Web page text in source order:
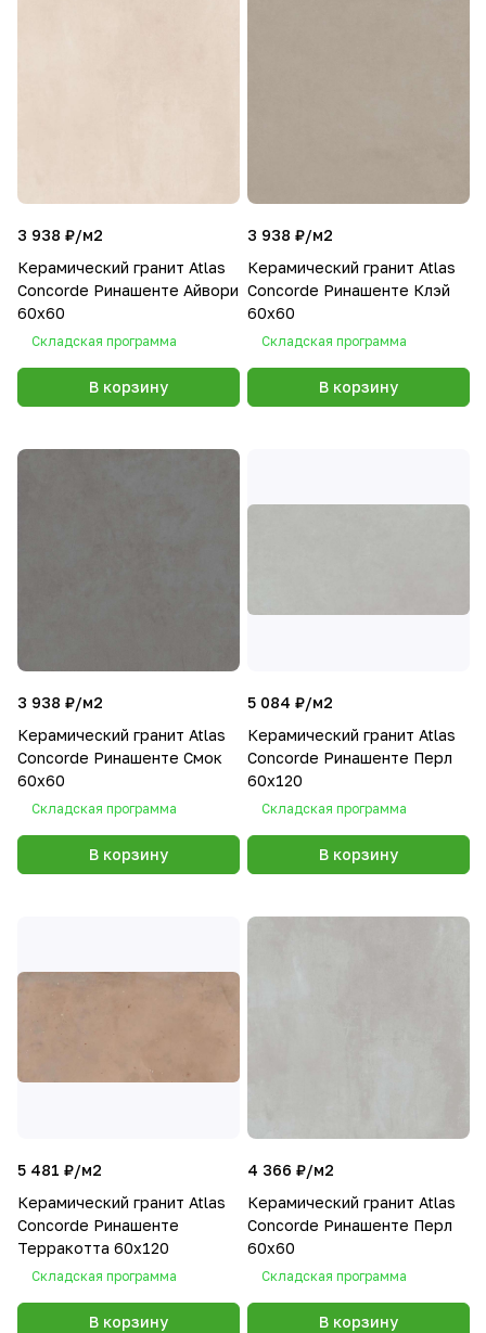
3 938 ₽/м2
Керамический гранит Atlas
Concorde Ринашенте Айвори
60х60
Складская программа
В корзину
3 938 ₽/м2
Керамический гранит Atlas
Concorde Ринашенте Клэй
60х60
Складская программа
В корзину
3 938 ₽/м2
Керамический гранит Atlas
Concorde Ринашенте Смок
60х60
Складская программа
В корзину
5 084 ₽/м2
Керамический гранит Atlas
Concorde Ринашенте Перл
60х120
Складская программа
В корзину
5 481 ₽/м2
Керамический гранит Atlas
Concorde Ринашенте
Терракотта 60х120
Складская программа
В корзину
4 366 ₽/м2
Керамический гранит Atlas
Concorde Ринашенте Перл
60х60
Складская программа
В корзину